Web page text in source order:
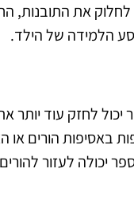
לחלוק את
הלמידה של הילד.
לחזק עוד יותר
הורים או
יכולה לעזור